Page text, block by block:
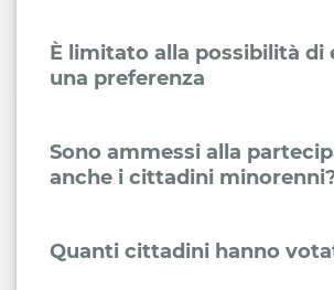
È limitato alla possibilità di
una preferenza
Sono ammessi alla
anche i cittadini
Quanti cittadini hanno